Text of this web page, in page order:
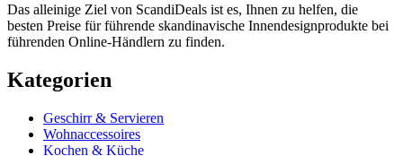
Das alleinige Ziel von ScandiDeals ist es, Ihnen zu helfen, die
besten Preise für führende skandinavische Innendesignprodukte bei
führenden Online-Händlern zu finden.
Kategorien
Geschirr & Servieren
Wohnaccessoires
Kochen & Küche